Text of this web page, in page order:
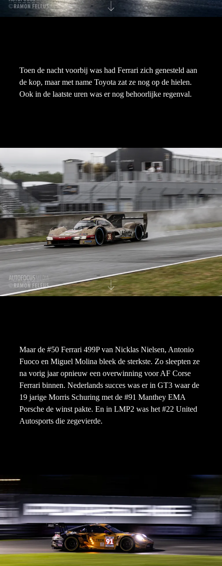
Toen de nacht voorbij was had Ferrari zich genesteld aan
de kop, maar met name Toyota zat ze nog op de hielen.
Ook in de laatste uren was er nog behoorlijke regenval.
Maar de #50 Ferrari 499P van Nicklas Nielsen, Antonio
Fuoco en Miguel Molina bleek de sterkste. Zo sleepten ze
na vorig jaar opnieuw een overwinning voor AF Corse
Ferrari binnen. Nederlands succes was er in GT3 waar de
19 jarige Morris Schuring met de #91 Manthey EMA
Porsche de winst pakte. En in LMP2 was het #22 United
Autosports die zegevierde.